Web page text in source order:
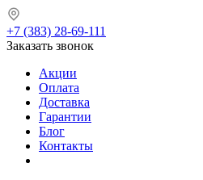
+7 (383) 28-69-111
Заказать звонок
Акции
Оплата
Доставка
Гарантии
Блог
Контакты